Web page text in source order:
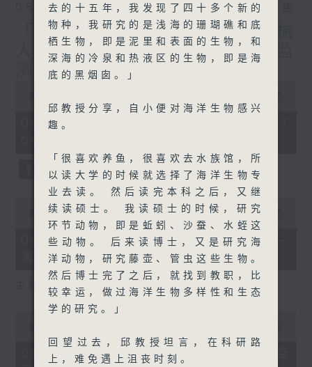
08/08/2026 相片集
「实验试新室」—— 演奏机械
人（2）；天韵相机 从太空监
测温室气体排放
minutes,
seconds
08/08/2026 - 足本 Full (HKT
seconds
minutes,
seconds
00:00 06:04
08/08/2026 - 「实验试新室」——
演奏机械人（2）
主题： 演奏机械人（2）
minutes,
08/08/2026 - 天韵相机 从太空监
去的十五年，我发现了四十多个新的
物种，我研究的是浅海的珊瑚礁和底
栖生物，即是泥里和表面的生物，和
深海的冷泉和热液区的生物，即是海
底的黑烟囱。」
邱教授分享，自小便对海洋生物感兴
趣。
「很喜欢养鱼，很喜欢去水族馆，所
以读大学的时候就选择了海洋生物专
业去读。 然后读完本科之后，又继
续读硕士。 我读硕士的时候，研究
环节动物，即是蚯蚓、沙蚕、水蛭这
些动物。 后来读博士，又是研究海
洋动物，研究藤壶、管虫这些生物。
然后博士完了之后，就找到教职，比
较幸运，做过海洋生物多样性和生态
学的研究。」
回望过去，邱教授坦言，在科研路
上，难免遇上沮丧时刻。